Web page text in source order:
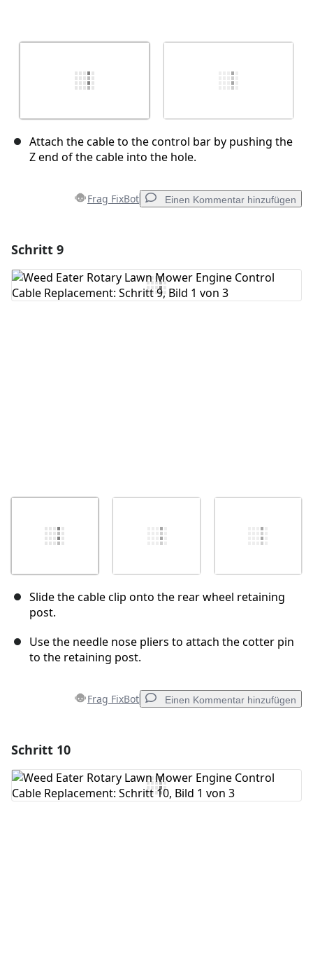
Attach the cable to the control bar by pushing the
Z end of the cable into the hole.
Frag FixBot Einen Kommentar hinzufügen
Kommentar hinzufügen
Schritt 9
Slide the cable clip onto the rear wheel retaining
post.
Use the needle nose pliers to attach the cotter pin
to the retaining post.
Frag FixBot Einen Kommentar hinzufügen
Kommentar hinzufügen
Schritt 10